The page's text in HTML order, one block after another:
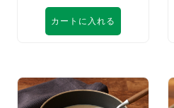
カートに入れる